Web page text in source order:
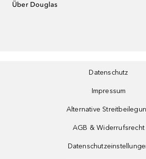
Über Douglas
Datenschutz
Impressum
Alternative
AGB & Widerrufsrecht